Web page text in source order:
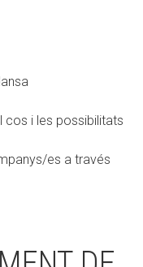
cos i les possibilitats
es a través